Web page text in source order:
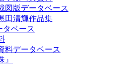
図版データベース
田清輝作品集
タベース
料データベース